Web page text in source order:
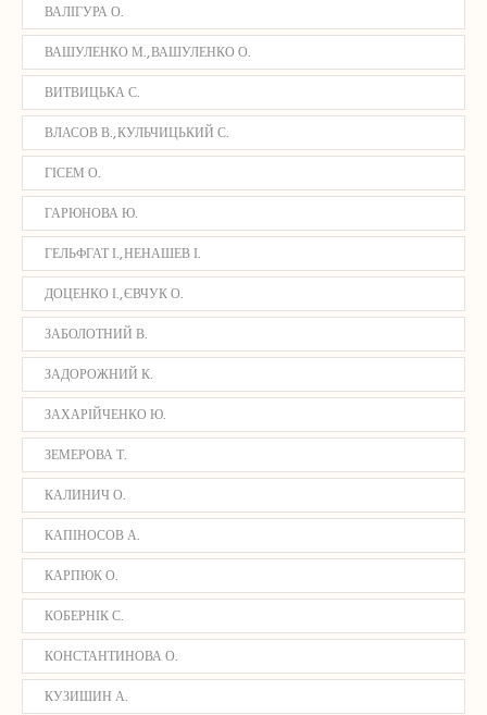
ВАЛІГУРА О.
ВАШУЛЕНКО М., ВАШУЛЕНКО О.
ВИТВИЦЬКА С.
ВЛАСОВ В., КУЛЬЧИЦЬКИЙ С.
ГІСЕМ О.
ГАРЮНОВА Ю.
ГЕЛЬФГАТ І., НЕНАШЕВ І.
ДОЦЕНКО І., ЄВЧУК О.
ЗАБОЛОТНИЙ В.
ЗАДОРОЖНИЙ К.
ЗАХАРІЙЧЕНКО Ю.
ЗЕМЕРОВА Т.
КАЛИНИЧ О.
КАПІНОСОВ А.
КАРПЮК О.
КОБЕРНІК С.
КОНСТАНТИНОВА О.
КУЗИШИН А.